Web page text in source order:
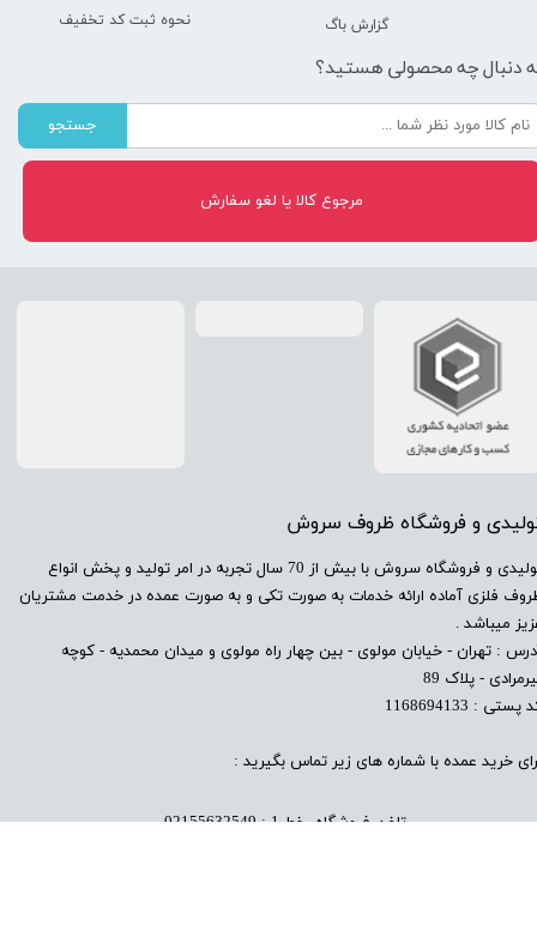
و فروشگاه ظروف سروش
​تولیدی و فروشگاه سروش با بیش از 70 سال تجربه در امر تولید و پخش انواع
فلزی آماده ارائه خدمات به صورت تکی و به صورت عمده در خدمت مشتریان
میباشد .
: تهران - خیابان مولوی - بین چهار راه مولوی و میدان محمدیه - کوچه
- پلاک 89
پستی : 1168694133
خرید عمده با شماره های زیر تماس بگیرید :
تلفن فروشگاه خط 1 : 02155632549
نحوه ثبت کد تخفیف گزارش باگ
دنبال چه محصولی هستید؟
جستجو
مرجوع کالا یا لغو سفارش